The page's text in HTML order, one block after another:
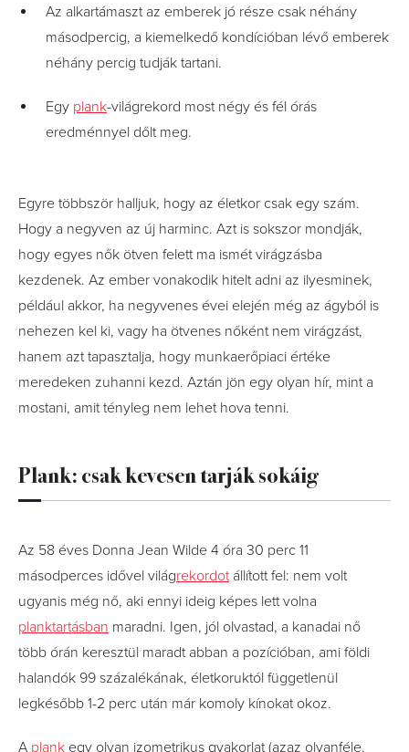
Az alkartámaszt az emberek jó része csak néhány
másodpercig, a kiemelkedő kondícióban lévő emberek
néhány percig tudják tartani.
Egy plank-világrekord most négy és fél órás
eredménnyel dőlt meg.
Egyre többször halljuk, hogy az életkor csak egy szám.
Hogy a negyven az új harminc. Azt is sokszor mondják,
hogy egyes nők ötven felett ma ismét virágzásba
kezdenek. Az ember vonakodik hitelt adni az ilyesminek,
például akkor, ha negyvenes évei elején még az ágyból is
nehezen kel ki, vagy ha ötvenes nőként nem virágzást,
hanem azt tapasztalja, hogy munkaerőpiaci értéke
meredeken zuhanni kezd. Aztán jön egy olyan hír, mint a
mostani, amit tényleg nem lehet hova tenni.
Plank: csak kevesen tarják sokáig
Az 58 éves Donna Jean Wilde 4 óra 30 perc 11
másodperces idővel világrekordotállított fel: nem volt
ugyanis még nő, aki ennyi ideig képes lett volna
planktartásban maradni. Igen, jól olvastad, a kanadai nő
több órán keresztül maradt abban a pozícióban, ami földi
halandók 99 százalékának, életkoruktól függetlenül
legkésőbb 1-2 perc után már komoly kínokat okoz.
A plank egy olyan izometrikus gyakorlat (azaz olyanféle,